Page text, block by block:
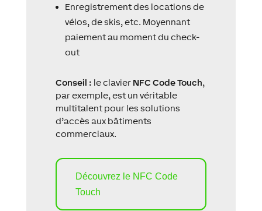
Enregistrement des locations de
vélos, de skis, etc. Moyennant
paiement au moment du check-
out
Conseil : le clavier NFC Code Touch,
par exemple, est un véritable
multitalent pour les solutions
d’accès aux bâtiments
commerciaux.
Découvrez le NFC Code
Touch